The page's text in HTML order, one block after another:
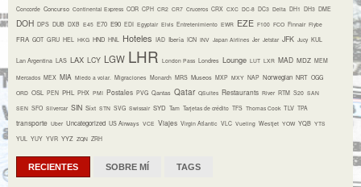
Concorde Concurso Continental Express COR CPH CR2 CR7 Cruceros CRX CXC DC-8 DC3 Delta DH1 DH3 DME
DOH DPS DUB DXB E45 E70 E90 EDI Egyptair Elvis Entretenimiento EWR EZE F100 FCO Finnair Flybe
FRA GOT GRU HEL HKG HND HNL Hoteles IAD Iberia ICN INV Japan Airlines Jer Jetstar JFK Jucy KUL
Lan Argentina LAS LAX LCY LGW LHR London Pass Londres Lounge LUT LXR MAD MDZ MEM
Mercados MEX MIA Miedo a volar. Migraciones Monarch MRS Museos MXP MXY NAP Norwegian NRT OGG
ORD OSL PEN PHL PHX PMI Postales PVG Qantas Qatar QSuites Restaurants River RTM S20 SAN
SEN SFO Silvercar SIN Sixt STN SVG Swissair SYD Tam Tarjetas de crédito TFS Thomas Cook TLV TPA
transporte Uber Uncategorized US Airways VCE Viajes Virgin Atlantic VLC Vueling Westjet YOW YQB YTS
YUL YUY YVR YYZ ZQN ZRH
RECIENTES SOBRE MÍ TAGS